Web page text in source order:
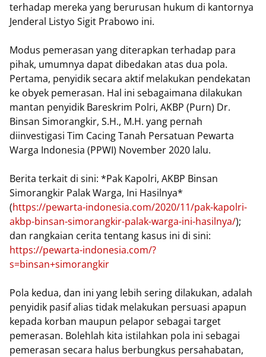
terhadap mereka yang berurusan hukum di kantornya
Jenderal Listyo Sigit Prabowo ini.
Modus pemerasan yang diterapkan terhadap para
pihak, umumnya dapat dibedakan atas dua pola.
Pertama, penyidik secara aktif melakukan pendekatan
ke obyek pemerasan. Hal ini sebagaimana dilakukan
mantan penyidik Bareskrim Polri, AKBP (Purn) Dr.
Binsan Simorangkir, S.H., M.H. yang pernah
diinvestigasi Tim Cacing Tanah Persatuan Pewarta
Warga Indonesia (PPWI) November 2020 lalu.
Berita terkait di sini: *Pak Kapolri, AKBP Binsan
Simorangkir Palak Warga, Ini Hasilnya*
(https://pewarta-indonesia.com/2020/11/pak-kapolri-
akbp-binsan-simorangkir-palak-warga-ini-hasilnya/);
dan rangkaian cerita tentang kasus ini di sini:
https://pewarta-indonesia.com/?
s=binsan+simorangkir
Pola kedua, dan ini yang lebih sering dilakukan, adalah
penyidik pasif alias tidak melakukan persuasi apapun
kepada korban maupun pelapor sebagai target
pemerasan. Bolehlah kita istilahkan pola ini sebagai
pemerasan secara halus berbungkus persahabatan,